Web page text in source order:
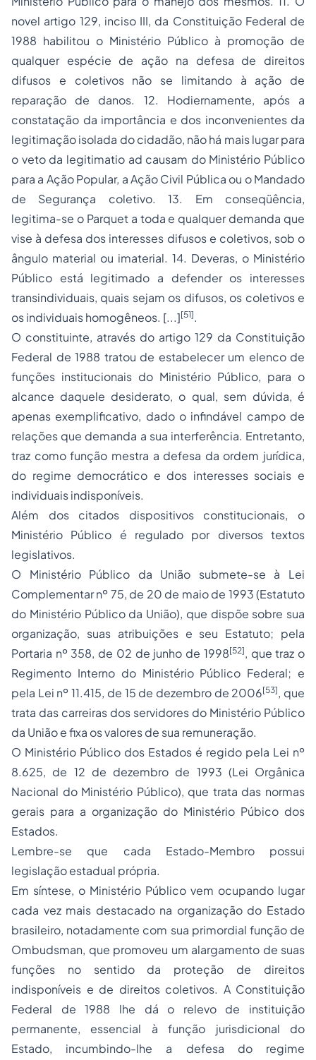
novel artigo 129, inciso III, da Constituição Federal de
1988 habilitou o Ministério Público à promoção de
qualquer espécie de ação na defesa de direitos
difusos e coletivos não se limitando à ação de
reparação de danos. 12. Hodiernamente, após a
constatação da importância e dos inconvenientes da
legitimação isolada do cidadão, não há mais lugar para
o veto da legitimatio ad causam do Ministério Público
para a Ação Popular, a Ação Civil Pública ou o Mandado
de Segurança coletivo. 13. Em conseqüência,
legitima-se o Parquet a toda e qualquer demanda que
vise à defesa dos interesses difusos e coletivos, sob o
ângulo material ou imaterial. 14. Deveras, o Ministério
Público está legitimado a defender os interesses
transindividuais, quais sejam os difusos, os coletivos e
os individuais homogêneos. [...][51].
O constituinte, através do artigo 129 da Constituição
Federal de 1988 tratou de estabelecer um elenco de
funções institucionais do Ministério Público, para o
alcance daquele desiderato, o qual, sem dúvida, é
apenas exemplificativo, dado o infindável campo de
relações que demanda a sua interferência. Entretanto,
traz como função mestra a defesa da ordem jurídica,
do regime democrático e dos interesses sociais e
individuais indisponíveis.
Além dos citados dispositivos constitucionais, o
Ministério Público é regulado por diversos textos
legislativos.
O Ministério Público da União submete-se à Lei
Complementar nº 75, de 20 de maio de 1993 (Estatuto
do Ministério Público da União), que dispõe sobre sua
organização, suas atribuições e seu Estatuto; pela
Portaria nº 358, de 02 de junho de 1998[52], que traz o
Regimento Interno do Ministério Público Federal; e
pela Lei nº 11.415, de 15 de dezembro de 2006[53], que
trata das carreiras dos servidores do Ministério Público
da União e fixa os valores de sua remuneração.
O Ministério Público dos Estados é regido pela Lei nº
8.625, de 12 de dezembro de 1993 (Lei Orgânica
Nacional do Ministério Público), que trata das normas
gerais para a organização do Ministério Púbico dos
Estados.
Lembre-se que cada Estado-Membro possui
legislação estadual própria.
Em síntese, o Ministério Público vem ocupando lugar
cada vez mais destacado na organização do Estado
brasileiro, notadamente com sua primordial função de
Ombudsman, que promoveu um alargamento de suas
funções no sentido da proteção de direitos
indisponíveis e de direitos coletivos. A Constituição
Federal de 1988 lhe dá o relevo de instituição
permanente, essencial à função jurisdicional do
Estado, incumbindo-lhe a defesa do regime